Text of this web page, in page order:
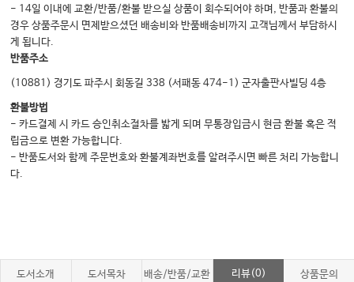
Part 05. 인지재활을 위한 특별 접근법
Chapter 38 인지재활을 위한 운동
Chapter 39 인지재활을 위한 비침습적 뇌자극
Chapter 40 인지재활과 심리재활중재
Chapter 41 컴퓨터를 이용한 인지평가 및 재활
Chapter 42 사회인지와 의사소통
- 14일 이내에 교환/반품/환불 받으실 상품이 회수되어야 하며, 반품과 환불의
경우 상품주문시 면제받으셨던 배송비와 반품배송비까지 고객님께서 부담하시
게 됩니다.
반품주소
(10881) 경기도 파주시 회동길 338 (서패동 474-1) 군자출판사빌딩 4층
환불방법
- 카드결제 시 카드 승인취소절차를 밟게 되며 무통장입금시 현금 환불 혹은 적
립금으로 변환 가능합니다.
- 반품도서와 함께 주문번호와 환불계좌번호를 알려주시면 빠른 처리 가능합니
다.
도서소개 도서목차 배송/반품/교환 리뷰(0) 상품문의